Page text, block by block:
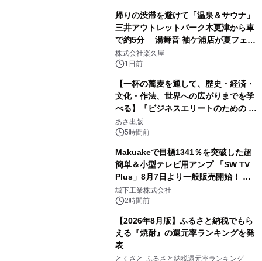
帰りの渋滞を避けて「温泉＆サウナ」
三井アウトレットパーク木更津から車
で約5分 湯舞音 袖ケ浦店が夏フェア
メニューを提供
株式会社楽久屋
1日前
【一杯の蕎麦を通して、歴史・経済・
文化・作法、世界への広がりまでを学
べる】『ビジネスエリートのための 教
養としての蕎麦』2026年8月25日
（火）発売
あさ出版
5時間前
Makuakeで目標1341％を突破した超
簡単＆小型テレビ用アンプ 「SW TV
Plus」8月7日より一般販売開始！ ケ
ーブル1本つなぐだけ、テレビの音が
ぐっと豊かに
城下工業株式会社
2時間前
【2026年8月版】ふるさと納税でもら
える『焼酎』の還元率ランキングを発
表
とくさと-ふるさと納税還元率ランキング-